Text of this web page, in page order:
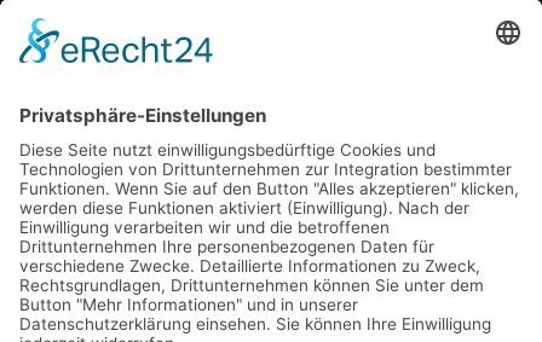
Wie Sie im Alltag finanzielle Stolpersteine erkennen und
Missverständnisse vermeiden und wirklich verstanden
werden
Investitionen mit Augenmaß: Welche Risiken Sie
wirklich kennen müssen
Schlagwörter